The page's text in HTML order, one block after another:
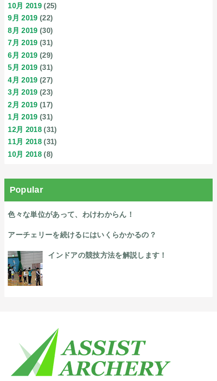
10月 2019 (25)
9月 2019 (22)
8月 2019 (30)
7月 2019 (31)
6月 2019 (29)
5月 2019 (31)
4月 2019 (27)
3月 2019 (23)
2月 2019 (17)
1月 2019 (31)
12月 2018 (31)
11月 2018 (31)
10月 2018 (8)
Popular
色々な単位があって、わけわからん！
アーチェリーを続けるにはいくらかかるの？
インドアの競技方法を解説します！